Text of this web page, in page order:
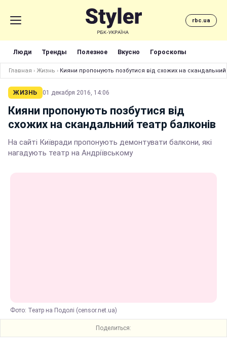
rbc.ua
Люди Тренды Полезное Вкусно Гороскопы
Главная › Жизнь › Кияни пропонують позбутися від схожих на скандальний
ЖИЗНЬ 01 декабря 2016, 14:06
Кияни пропонують позбутися від
схожих на скандальний театр балконів
На сайті Київради пропонують демонтувати балкони, які
нагадують театр на Андріївському
Фото: Театр на Подолі (censor.net.ua)
Поделиться: